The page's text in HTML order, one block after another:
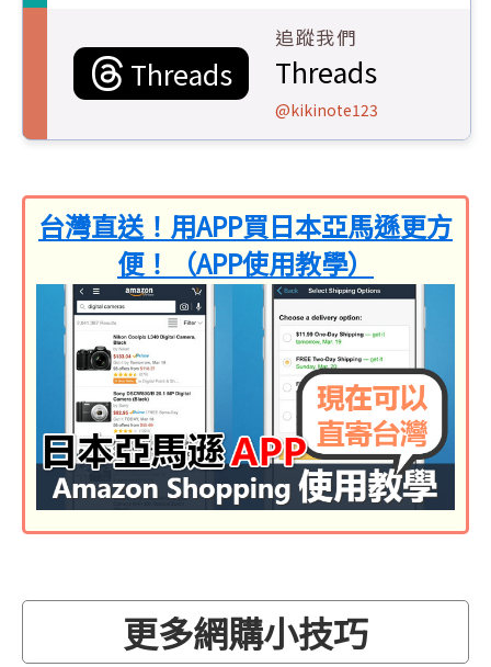
Threads
追蹤我們
Threads
@kikinote123
台灣直送！用APP買日本亞馬遜更方
便！（APP使用教學）
更多網購小技巧